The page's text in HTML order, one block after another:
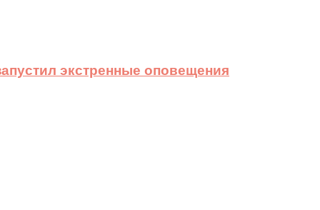
экстренные оповещения